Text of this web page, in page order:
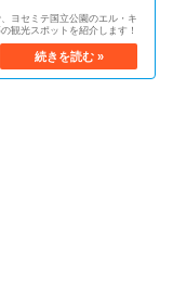
ヨセミテ国立公園のエル・キ
観光スポットを紹介します！